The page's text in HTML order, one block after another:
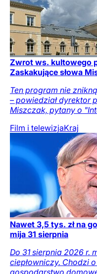
Zwrot ws. kultowego
Zaskakujące słowa
Ten program nie
– powiedział dyrektor
Miszczak, pytany o
Film i telewizjaKraj
Nawet 3,5 tys. zł na
mija 31 sierpnia
Do 31 sierpnia 2026 r.
ciepłowniczy. Chodzi
gospodarstwo